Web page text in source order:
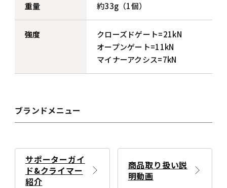
重量 約33g（1個）
強度
クローズドゲート=21kN
オープンゲート=11kN
マイナーアクシス=7kN
ブランドメニュー
サポーターガイ
ド&クライマー
紹介
商品取り扱い説
明動画